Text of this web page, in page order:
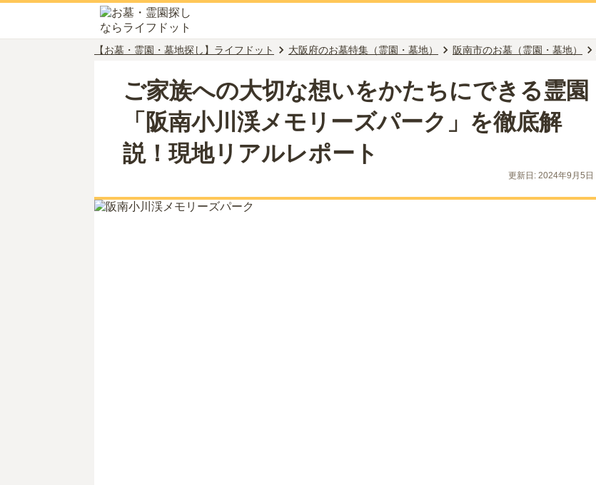
【お墓・霊園・墓地探し】ライフドット 大阪府のお墓特集（霊園・墓地） 阪南市のお墓（霊園・墓地）
ご家族への大切な想いをかたちにできる霊園
「阪南小川渓メモリーズパーク」を徹底解
説！現地リアルレポート
更新日: 2024年9月5日